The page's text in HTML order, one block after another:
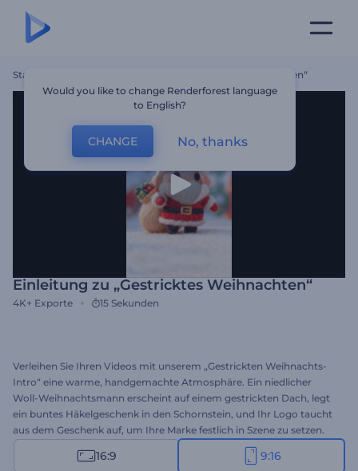
Startseite Einleitung Zu „Gestricktes Weihnachten“
Einleitung zu „Gestricktes Weihnachten“
4K+ Exporte 15 Sekunden
Verleihen Sie Ihren Videos mit unserem „Gestrickten Weihnachts-
Intro“ eine warme, handgemachte Atmosphäre. Ein niedlicher
Woll-Weihnachtsmann erscheint auf einem gestrickten Dach, legt
ein buntes Häkelgeschenk in den Schornstein, und Ihr Logo taucht
aus dem Geschenk auf, um Ihre Marke festlich in Szene zu setzen.
Passen Sie das Intro ganz einfach an, indem Sie Ihr Logo, Ihre
Weihnachtsbotschaft und Hintergrundmusik hinzufügen. Perfekt
16:9 9:16
Would you like to change Renderforest language
to English?
CHANGE No, thanks